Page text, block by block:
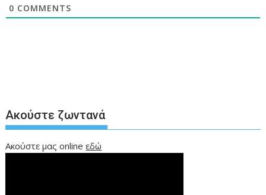
0 COMMENTS
Ακούστε ζωντανά
Ακούστε μας onlineεδώ